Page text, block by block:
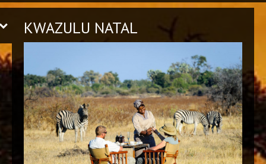
KWAZULU NATAL